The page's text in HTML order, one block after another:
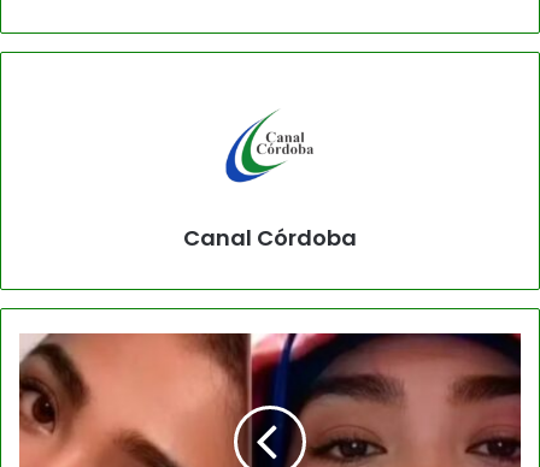
Canal Córdoba